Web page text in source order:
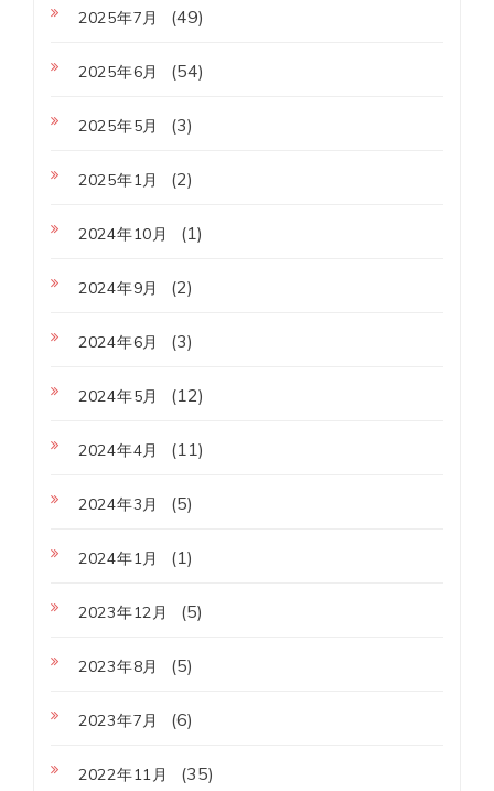
2025年7月 (49)
2025年6月 (54)
2025年5月 (3)
2025年1月 (2)
2024年10月 (1)
2024年9月 (2)
2024年6月 (3)
2024年5月 (12)
2024年4月 (11)
2024年3月 (5)
2024年1月 (1)
2023年12月 (5)
2023年8月 (5)
2023年7月 (6)
2022年11月 (35)